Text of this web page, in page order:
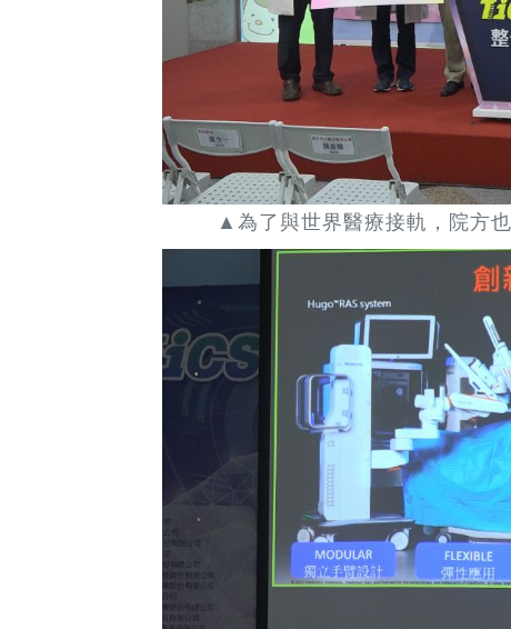
▲為了與世界醫療接軌，院方